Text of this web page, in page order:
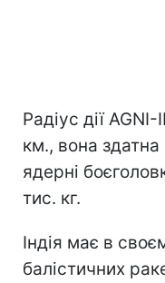
Радіус дії
км., вона здатна
ядерні
тис. кг.
Індія має в
балістичних